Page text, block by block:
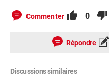
Commenter 0
Répondre
Discussions similaires